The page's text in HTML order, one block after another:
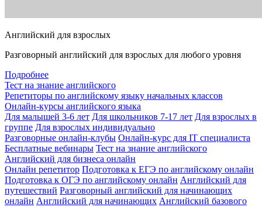
Английский для взрослых
Разговорный английский для взрослых для любого уровня
Подробнее
Тест на знание английского
Репетиторы по английскому языку начальных классов
Онлайн-курсы английского языка
Для малышей 3-6 лет Для школьников 7-17 лет Для взрослых в
группе Для взрослых индивидуально
Разговорные онлайн-клубы Онлайн-курс для IT специалиста
Бесплатные вебинары Тест на знание английского
Английский для бизнеса онлайн
Онлайн репетитор Подготовка к ЕГЭ по английскому онлайн
Подготовка к ОГЭ по английскому онлайн Английский для
путешествий Разговорный английский для начинающих
онлайн Английский для начинающих Английский базового